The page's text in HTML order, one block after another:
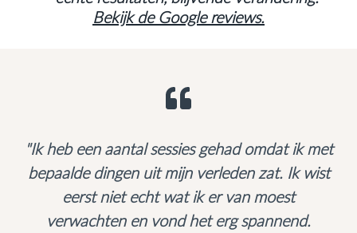
Bekijk de Google reviews.
"Ik heb een aantal sessies gehad omdat ik met
bepaalde dingen uit mijn verleden zat. Ik wist
eerst niet echt wat ik er van moest
verwachten en vond het erg spannend.